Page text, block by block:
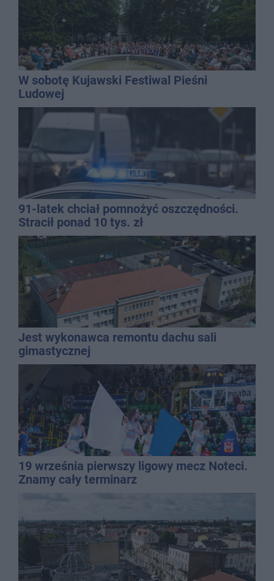
W sobotę Kujawski Festiwal Pieśni
Ludowej
91-latek chciał pomnożyć oszczędności.
Stracił ponad 10 tys. zł
Jest wykonawca remontu dachu sali
gimastycznej
19 września pierwszy ligowy mecz Noteci.
Znamy cały terminarz